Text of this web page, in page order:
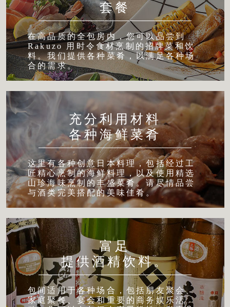
套餐
在高品质的全包房内，您可以品尝到
Rakuzo 用时令食材烹制的招牌菜和饮
料。我们提供各种菜肴，以满足各种场
合的需求。
充分利用材料
各种海鲜菜肴
这里有各种创意日本料理，包括经过工
匠精心烹制的海鲜料理，以及使用精选
山珍海味烹制的丰盛菜肴。请尽情品尝
与酒类完美搭配的美味佳肴。
富足
提供酒精饮料。
包间适用于各种场合，包括朋友聚会、
家庭聚餐、宴会和重要的商务娱乐活